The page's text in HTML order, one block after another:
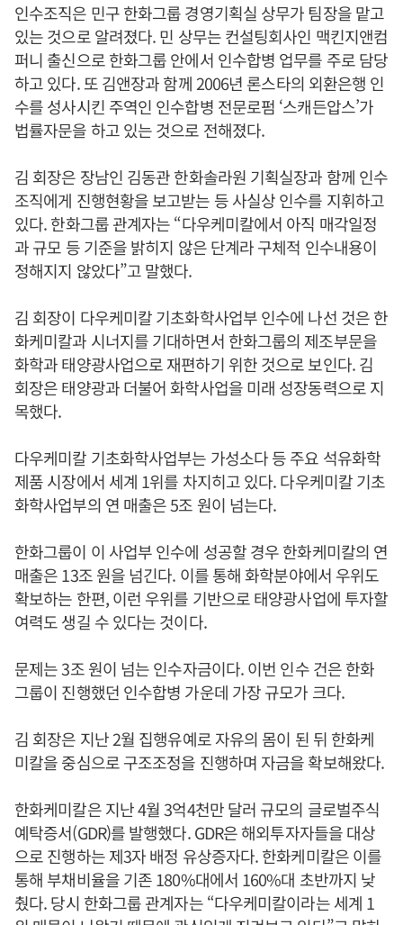
인수조직은 민구 한화그룹 경영기획실 상무가 팀장을 맡고
있는 것으로 알려졌다. 민 상무는 컨설팅회사인 맥킨지앤컴
퍼니 출신으로 한화그룹 안에서 인수합병 업무를 주로 담당
하고 있다. 또 김앤장과 함께 2006년 론스타의 외환은행 인
수를 성사시킨 주역인 인수합병 전문로펌 ‘스캐든압스’가
법률자문을 하고 있는 것으로 전해졌다.
김 회장은 장남인 김동관 한화솔라원 기획실장과 함께 인수
조직에게 진행현황을 보고받는 등 사실상 인수를 지휘하고
있다. 한화그룹 관계자는 “다우케미칼에서 아직 매각일정
과 규모 등 기준을 밝히지 않은 단계라 구체적 인수내용이
정해지지 않았다”고 말했다.
김 회장이 다우케미칼 기초화학사업부 인수에 나선 것은 한
화케미칼과 시너지를 기대하면서 한화그룹의 제조부문을
화학과 태양광사업으로 재편하기 위한 것으로 보인다. 김
회장은 태양광과 더불어 화학사업을 미래 성장동력으로 지
목했다.
다우케미칼 기초화학사업부는 가성소다 등 주요 석유화학
제품 시장에서 세계 1위를 차지히고 있다. 다우케미칼 기초
화학사업부의 연 매출은 5조 원이 넘는다.
한화그룹이 이 사업부 인수에 성공할 경우 한화케미칼의 연
매출은 13조 원을 넘긴다. 이를 통해 화학분야에서 우위도
확보하는 한편, 이런 우위를 기반으로 태양광사업에 투자할
여력도 생길 수 있다는 것이다.
문제는 3조 원이 넘는 인수자금이다. 이번 인수 건은 한화
그룹이 진행했던 인수합병 가운데 가장 규모가 크다.
김 회장은 지난 2월 집행유예로 자유의 몸이 된 뒤 한화케
미칼을 중심으로 구조조정을 진행하며 자금을 확보해왔다.
한화케미칼은 지난 4월 3억4천만 달러 규모의 글로벌주식
예탁증서(GDR)를 발행했다. GDR은 해외투자자들을 대상
으로 진행하는 제3자 배정 유상증자다. 한화케미칼은 이를
통해 부채비율을 기존 180%대에서 160%대 초반까지 낮
췄다. 당시 한화그룹 관계자는 “다우케미칼이라는 세계 1